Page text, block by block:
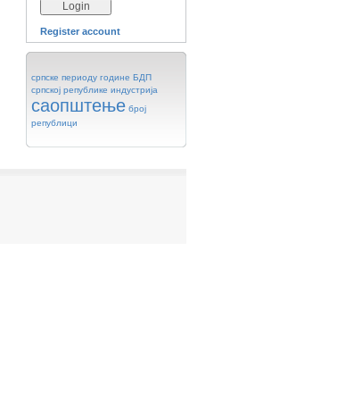
Register account
српске периоду године БДП
српској републике индустрија
саопштење број
републици